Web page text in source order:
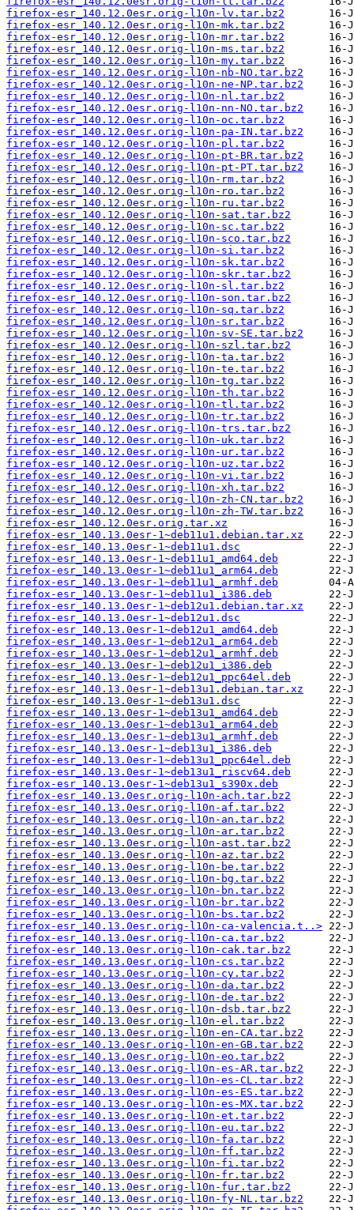
firefox-esr_140.12.0esr.orig-l10n-lv.tar.bz2
firefox-esr_140.12.0esr.orig-l10n-mk.tar.bz2
firefox-esr_140.12.0esr.orig-l10n-mr.tar.bz2
firefox-esr_140.12.0esr.orig-l10n-ms.tar.bz2
firefox-esr_140.12.0esr.orig-l10n-my.tar.bz2
firefox-esr_140.12.0esr.orig-l10n-nb-NO.tar.bz2
firefox-esr_140.12.0esr.orig-l10n-ne-NP.tar.bz2
firefox-esr_140.12.0esr.orig-l10n-nl.tar.bz2
firefox-esr_140.12.0esr.orig-l10n-nn-NO.tar.bz2
firefox-esr_140.12.0esr.orig-l10n-oc.tar.bz2
firefox-esr_140.12.0esr.orig-l10n-pa-IN.tar.bz2
firefox-esr_140.12.0esr.orig-l10n-pl.tar.bz2
firefox-esr_140.12.0esr.orig-l10n-pt-BR.tar.bz2
firefox-esr_140.12.0esr.orig-l10n-pt-PT.tar.bz2
firefox-esr_140.12.0esr.orig-l10n-rm.tar.bz2
firefox-esr_140.12.0esr.orig-l10n-ro.tar.bz2
firefox-esr_140.12.0esr.orig-l10n-ru.tar.bz2
firefox-esr_140.12.0esr.orig-l10n-sat.tar.bz2
firefox-esr_140.12.0esr.orig-l10n-sc.tar.bz2
firefox-esr_140.12.0esr.orig-l10n-sco.tar.bz2
firefox-esr_140.12.0esr.orig-l10n-si.tar.bz2
firefox-esr_140.12.0esr.orig-l10n-sk.tar.bz2
firefox-esr_140.12.0esr.orig-l10n-skr.tar.bz2
firefox-esr_140.12.0esr.orig-l10n-sl.tar.bz2
firefox-esr_140.12.0esr.orig-l10n-son.tar.bz2
firefox-esr_140.12.0esr.orig-l10n-sq.tar.bz2
firefox-esr_140.12.0esr.orig-l10n-sr.tar.bz2
firefox-esr_140.12.0esr.orig-l10n-sv-SE.tar.bz2
firefox-esr_140.12.0esr.orig-l10n-szl.tar.bz2
firefox-esr_140.12.0esr.orig-l10n-ta.tar.bz2
firefox-esr_140.12.0esr.orig-l10n-te.tar.bz2
firefox-esr_140.12.0esr.orig-l10n-tg.tar.bz2
firefox-esr_140.12.0esr.orig-l10n-th.tar.bz2
firefox-esr_140.12.0esr.orig-l10n-tl.tar.bz2
firefox-esr_140.12.0esr.orig-l10n-tr.tar.bz2
firefox-esr_140.12.0esr.orig-l10n-trs.tar.bz2
firefox-esr_140.12.0esr.orig-l10n-uk.tar.bz2
firefox-esr_140.12.0esr.orig-l10n-ur.tar.bz2
firefox-esr_140.12.0esr.orig-l10n-uz.tar.bz2
firefox-esr_140.12.0esr.orig-l10n-vi.tar.bz2
firefox-esr_140.12.0esr.orig-l10n-xh.tar.bz2
firefox-esr_140.12.0esr.orig-l10n-zh-CN.tar.bz2
firefox-esr_140.12.0esr.orig-l10n-zh-TW.tar.bz2
firefox-esr_140.12.0esr.orig.tar.xz
firefox-esr_140.13.0esr-1~deb11u1.debian.tar.xz
firefox-esr_140.13.0esr-1~deb11u1.dsc
firefox-esr_140.13.0esr-1~deb11u1_amd64.deb
firefox-esr_140.13.0esr-1~deb11u1_arm64.deb
firefox-esr_140.13.0esr-1~deb11u1_armhf.deb
firefox-esr_140.13.0esr-1~deb11u1_i386.deb
firefox-esr_140.13.0esr-1~deb12u1.debian.tar.xz
firefox-esr_140.13.0esr-1~deb12u1.dsc
firefox-esr_140.13.0esr-1~deb12u1_amd64.deb
firefox-esr_140.13.0esr-1~deb12u1_arm64.deb
firefox-esr_140.13.0esr-1~deb12u1_armhf.deb
firefox-esr_140.13.0esr-1~deb12u1_i386.deb
firefox-esr_140.13.0esr-1~deb12u1_ppc64el.deb
firefox-esr_140.13.0esr-1~deb13u1.debian.tar.xz
firefox-esr_140.13.0esr-1~deb13u1.dsc
firefox-esr_140.13.0esr-1~deb13u1_amd64.deb
firefox-esr_140.13.0esr-1~deb13u1_arm64.deb
firefox-esr_140.13.0esr-1~deb13u1_armhf.deb
firefox-esr_140.13.0esr-1~deb13u1_i386.deb
firefox-esr_140.13.0esr-1~deb13u1_ppc64el.deb
firefox-esr_140.13.0esr-1~deb13u1_riscv64.deb
firefox-esr_140.13.0esr-1~deb13u1_s390x.deb
firefox-esr_140.13.0esr.orig-l10n-ach.tar.bz2
firefox-esr_140.13.0esr.orig-l10n-af.tar.bz2
firefox-esr_140.13.0esr.orig-l10n-an.tar.bz2
firefox-esr_140.13.0esr.orig-l10n-ar.tar.bz2
firefox-esr_140.13.0esr.orig-l10n-ast.tar.bz2
firefox-esr_140.13.0esr.orig-l10n-az.tar.bz2
firefox-esr_140.13.0esr.orig-l10n-be.tar.bz2
firefox-esr_140.13.0esr.orig-l10n-bg.tar.bz2
firefox-esr_140.13.0esr.orig-l10n-bn.tar.bz2
firefox-esr_140.13.0esr.orig-l10n-br.tar.bz2
firefox-esr_140.13.0esr.orig-l10n-bs.tar.bz2
firefox-esr_140.13.0esr.orig-l10n-ca-valencia.t..>
firefox-esr_140.13.0esr.orig-l10n-ca.tar.bz2
firefox-esr_140.13.0esr.orig-l10n-cak.tar.bz2
firefox-esr_140.13.0esr.orig-l10n-cs.tar.bz2
firefox-esr_140.13.0esr.orig-l10n-cy.tar.bz2
firefox-esr_140.13.0esr.orig-l10n-da.tar.bz2
firefox-esr_140.13.0esr.orig-l10n-de.tar.bz2
firefox-esr_140.13.0esr.orig-l10n-dsb.tar.bz2
firefox-esr_140.13.0esr.orig-l10n-el.tar.bz2
firefox-esr_140.13.0esr.orig-l10n-en-CA.tar.bz2
firefox-esr_140.13.0esr.orig-l10n-en-GB.tar.bz2
firefox-esr_140.13.0esr.orig-l10n-eo.tar.bz2
firefox-esr_140.13.0esr.orig-l10n-es-AR.tar.bz2
firefox-esr_140.13.0esr.orig-l10n-es-CL.tar.bz2
firefox-esr_140.13.0esr.orig-l10n-es-ES.tar.bz2
firefox-esr_140.13.0esr.orig-l10n-es-MX.tar.bz2
firefox-esr_140.13.0esr.orig-l10n-et.tar.bz2
firefox-esr_140.13.0esr.orig-l10n-eu.tar.bz2
firefox-esr_140.13.0esr.orig-l10n-fa.tar.bz2
firefox-esr_140.13.0esr.orig-l10n-ff.tar.bz2
firefox-esr_140.13.0esr.orig-l10n-fi.tar.bz2
firefox-esr_140.13.0esr.orig-l10n-fr.tar.bz2
firefox-esr_140.13.0esr.orig-l10n-fur.tar.bz2
firefox-esr_140.13.0esr.orig-l10n-fy-NL.tar.bz2